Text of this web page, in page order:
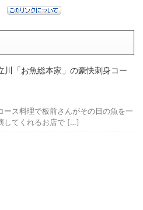
川「お魚総本家」の豪快刺身コー
ース料理で板前さんがその日の魚を一
してくれるお店で […]